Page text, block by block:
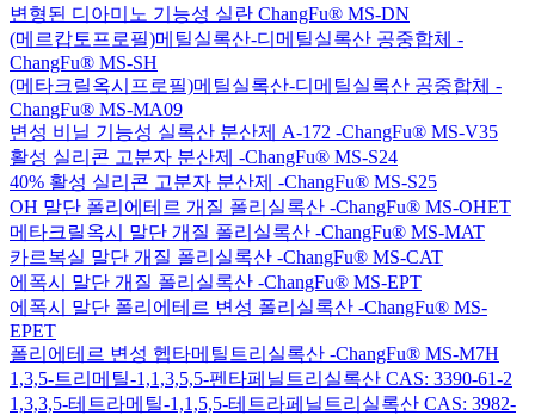
변형된 디아미노 기능성 실란 ChangFu® MS-DN
(메르캅토프로필)메틸실록산-디메틸실록산 공중합체 -
ChangFu® MS-SH
(메타크릴옥시프로필)메틸실록산-디메틸실록산 공중합체 -
ChangFu® MS-MA09
변성 비닐 기능성 실록산 분산제 A-172 -ChangFu® MS-V35
활성 실리콘 고분자 분산제 -ChangFu® MS-S24
40% 활성 실리콘 고분자 분산제 -ChangFu® MS-S25
OH 말단 폴리에테르 개질 폴리실록산 -ChangFu® MS-OHET
메타크릴옥시 말단 개질 폴리실록산 -ChangFu® MS-MAT
카르복실 말단 개질 폴리실록산 -ChangFu® MS-CAT
에폭시 말단 개질 폴리실록산 -ChangFu® MS-EPT
에폭시 말단 폴리에테르 변성 폴리실록산 -ChangFu® MS-
EPET
폴리에테르 변성 헵타메틸트리실록산 -ChangFu® MS-M7H
1,3,5-트리메틸-1,1,3,5,5-펜타페닐트리실록산 CAS: 3390-61-2
1,3,3,5-테트라메틸-1,1,5,5-테트라페닐트리실록산 CAS: 3982-